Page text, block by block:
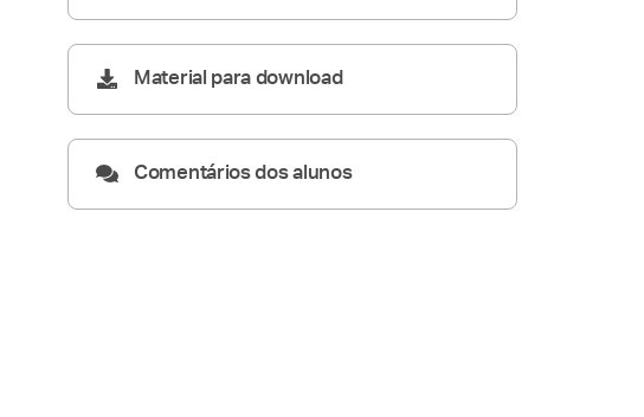
Material para download
Comentários dos alunos